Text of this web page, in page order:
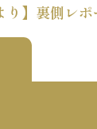
り】裏側レ